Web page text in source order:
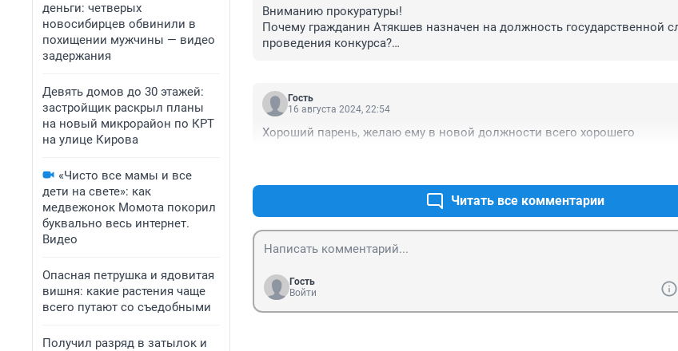
деньги: четверых
новосибирцев обвинили в
похищении мужчины — видео
задержания
Девять домов до 30 этажей:
застройщик раскрыл планы
на новый микрорайон по КРТ
на улице Кирова
«Чисто все мамы и все
дети на свете»: как
медвежонок Момота покорил
буквально весь интернет.
Видео
Опасная петрушка и ядовитая
вишня: какие растения чаще
всего путают со съедобными
Получил разряд в затылок и
Вниманию прокуратуры!
Почему гражданин Атякшев назначен на должность государственной
проведения конкурса?
нарушения требований к наличию стажа на государственной
Приказ о назначении Атякшева заместителем должен быть
П.С. Это если законы в Новосибирской области одинаковые для всех.
Гость
16 августа 2024, 22:54
Хороший парень, желаю ему в новой должности всего хорошего
Читать все комментарии
Гость
Войти